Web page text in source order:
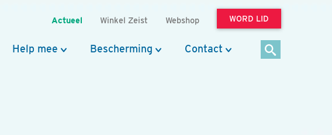
Actueel Winkel Zeist Webshop WORD LID
Help mee Bescherming Contact